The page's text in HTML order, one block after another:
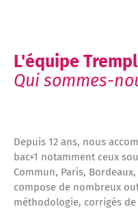
L'équipe
Qui sommes-
Depuis 12 ans, nous
bac+1 notamment ceux
Commun, Paris,
compose de nombreux
méthodologie, corrigés